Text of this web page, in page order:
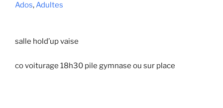
Ados,Adultes
salle hold’up vaise
co voiturage 18h30 pile gymnase ou sur place